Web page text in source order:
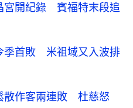
宮開紀錄 賓福特末段追
季首敗 米祖域又入波排
散作客兩連敗 杜慈怒